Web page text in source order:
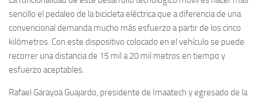
sencillo el pedaleo de la bicicleta eléctrica que a diferencia de una
convencional demanda mucho más esfuerzo a partir de los cinco
kilómetros. Con este dispositivo colocado en el vehículo se puede
recorrer una distancia de 15 mil a 20 mil metros en tiempo y
esfuerzo aceptables.
Rafael Garayoa Guajardo, presidente de Imaatech y egresado de la